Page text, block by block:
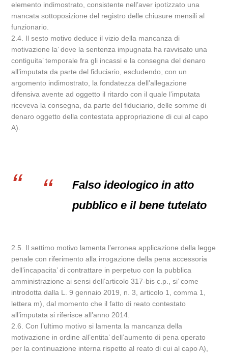
elemento indimostrato, consistente nell’aver ipotizzato una
mancata sottoposizione del registro delle chiusure mensili al
funzionario.
2.4. Il sesto motivo deduce il vizio della mancanza di
motivazione la’ dove la sentenza impugnata ha ravvisato una
contiguita’ temporale fra gli incassi e la consegna del denaro
all’imputata da parte del fiduciario, escludendo, con un
argomento indimostrato, la fondatezza dell’allegazione
difensiva avente ad oggetto il ritardo con il quale l’imputata
riceveva la consegna, da parte del fiduciario, delle somme di
denaro oggetto della contestata appropriazione di cui al capo
A).
Falso ideologico in atto
pubblico e il bene tutelato
2.5. Il settimo motivo lamenta l’erronea applicazione della legge
penale con riferimento alla irrogazione della pena accessoria
dell’incapacita’ di contrattare in perpetuo con la pubblica
amministrazione ai sensi dell’articolo 317-bis c.p., si’ come
introdotta dalla L. 9 gennaio 2019, n. 3, articolo 1, comma 1,
lettera m), dal momento che il fatto di reato contestato
all’imputata si riferisce all’anno 2014.
2.6. Con l’ultimo motivo si lamenta la mancanza della
motivazione in ordine all’entita’ dell’aumento di pena operato
per la continuazione interna rispetto al reato di cui al capo A),